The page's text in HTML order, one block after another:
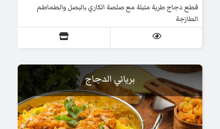
قطع دجاج طرية متبلة مع صلصة الكاري بالبصل والطماطم
الطازجة
برياني الدجاج